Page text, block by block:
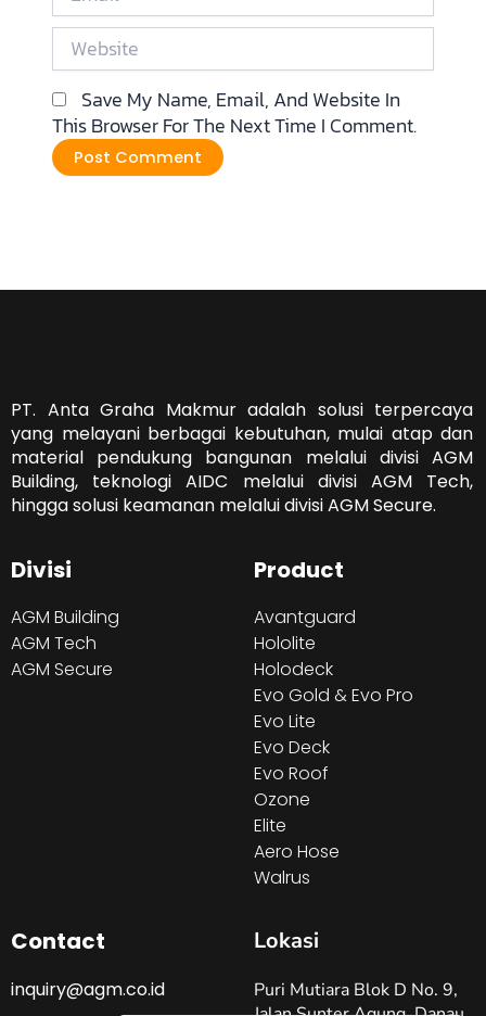
Website
Save My Name, Email, And Website In
This Browser For The Next Time I Comment.
PT. Anta Graha Makmur adalah solusi terpercaya
yang melayani berbagai kebutuhan, mulai atap dan
material pendukung bangunan melalui divisi AGM
Building, teknologi AIDC melalui divisi AGM Tech,
hingga solusi keamanan melalui divisi AGM Secure.
Divisi
AGM Building
AGM Tech
AGM Secure
Product
Avantguard
Hololite
Holodeck
Evo Gold & Evo Pro
Evo Lite
Evo Deck
Evo Roof
Ozone
Elite
Aero Hose
Walrus
Contact
inquiry@agm.co.id
Lokasi
Puri Mutiara Blok D No. 9,